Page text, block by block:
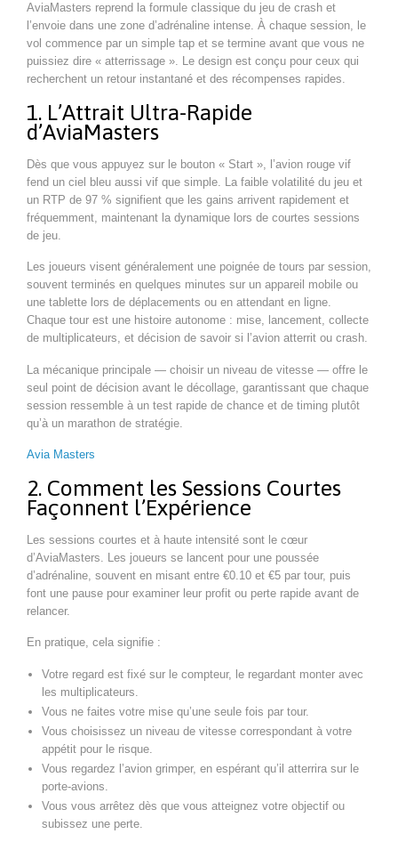
AviaMasters reprend la formule classique du jeu de crash et
l’envoie dans une zone d’adrénaline intense. À chaque session, le
vol commence par un simple tap et se termine avant que vous ne
puissiez dire « atterrissage ». Le design est conçu pour ceux qui
recherchent un retour instantané et des récompenses rapides.
1. L’Attrait Ultra-Rapide
d’AviaMasters
Dès que vous appuyez sur le bouton « Start », l’avion rouge vif
fend un ciel bleu aussi vif que simple. La faible volatilité du jeu et
un RTP de 97 % signifient que les gains arrivent rapidement et
fréquemment, maintenant la dynamique lors de courtes sessions
de jeu.
Les joueurs visent généralement une poignée de tours par session,
souvent terminés en quelques minutes sur un appareil mobile ou
une tablette lors de déplacements ou en attendant en ligne.
Chaque tour est une histoire autonome : mise, lancement, collecte
de multiplicateurs, et décision de savoir si l’avion atterrit ou crash.
La mécanique principale — choisir un niveau de vitesse — offre le
seul point de décision avant le décollage, garantissant que chaque
session ressemble à un test rapide de chance et de timing plutôt
qu’à un marathon de stratégie.
Avia Masters
2. Comment les Sessions Courtes
Façonnent l’Expérience
Les sessions courtes et à haute intensité sont le cœur
d’AviaMasters. Les joueurs se lancent pour une poussée
d’adrénaline, souvent en misant entre €0.10 et €5 par tour, puis
font une pause pour examiner leur profit ou perte rapide avant de
relancer.
En pratique, cela signifie :
Votre regard est fixé sur le compteur, le regardant monter avec
les multiplicateurs.
Vous ne faites votre mise qu’une seule fois par tour.
Vous choisissez un niveau de vitesse correspondant à votre
appétit pour le risque.
Vous regardez l’avion grimper, en espérant qu’il atterrira sur le
porte‑avions.
Vous vous arrêtez dès que vous atteignez votre objectif ou
subissez une perte.